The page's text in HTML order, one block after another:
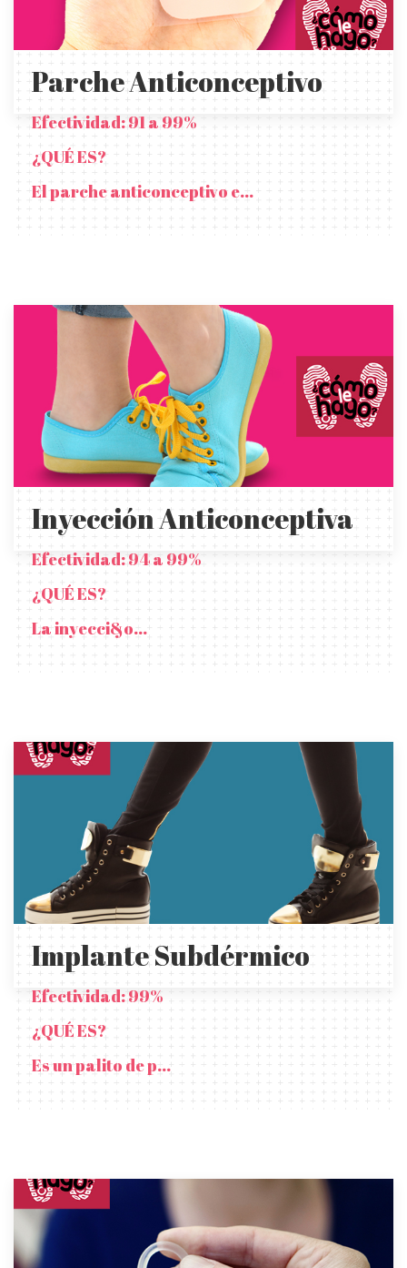
Parche Anticonceptivo
Efectividad: 91 a 99%
¿QUÉ ES?
El parche anticonceptivo e...
Inyección Anticonceptiva
Efectividad: 94 a 99%
¿QUÉ ES?
La inyecci&o...
Implante Subdérmico
Efectividad: 99%
¿QUÉ ES?
Es un palito de p...